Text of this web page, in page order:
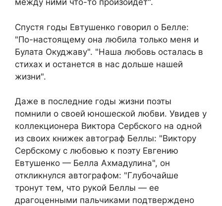
между ними что-то произойдет".
Спустя годы Евтушенко говорил о Белле:
"По-настоящему она любила только меня и
Булата Окуджаву". "Наша любовь осталась в
стихах и останется в нас дольше нашей
жизни".
Даже в последние годы жизни поэты
помнили о своей юношеской любви. Увидев у
коллекционера Виктора Сербского на одной
из своих книжек автограф Беллы: "Виктору
Сербскому с любовью к поэту Евгению
Евтушенко — Белла Ахмадулина", он
откликнулся автографом: "Глубочайше
тронут тем, что рукой Беллы — ее
драгоценными пальчиками подтверждено